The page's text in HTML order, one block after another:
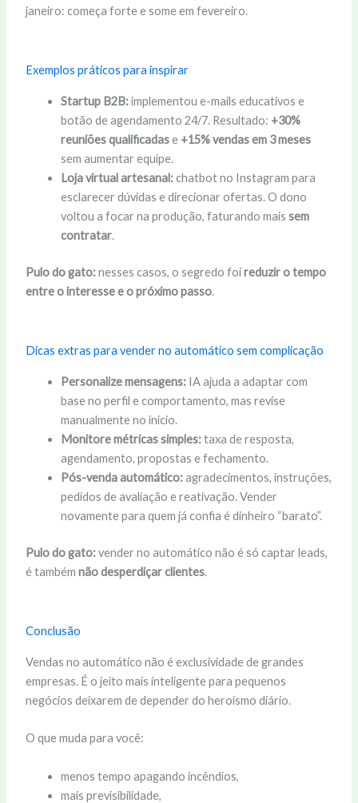
janeiro: começa forte e some em fevereiro.
Exemplos práticos para inspirar
Startup B2B:implementou e-mails educativos e
botão de agendamento 24/7. Resultado: +30%
reuniões qualificadase +15% vendas em 3 meses
sem aumentar equipe.
Loja virtual artesanal:chatbot no Instagram para
esclarecer dúvidas e direcionar ofertas. O dono
voltou a focar na produção, faturando mais sem
contratar.
Pulo do gato:nesses casos, o segredo foireduzir o tempo
entre o interesse e o próximo passo.
Dicas extras para vender no automático sem complicação
Personalize mensagens:IA ajuda a adaptar com
base no perfil e comportamento, mas revise
manualmente no início.
Monitore métricas simples:taxa de resposta,
agendamento, propostas e fechamento.
Pós-venda automático:agradecimentos, instruções,
pedidos de avaliação e reativação. Vender
novamente para quem já confia é dinheiro “barato”.
Pulo do gato:vender no automático não é só captar leads,
é também não desperdiçar clientes.
Conclusão
Vendas no automático não é exclusividade de grandes
empresas. É o jeito mais inteligente para pequenos
negócios deixarem de depender do heroísmo diário.
O que muda para você:
menos tempo apagando incêndios,
mais previsibilidade,